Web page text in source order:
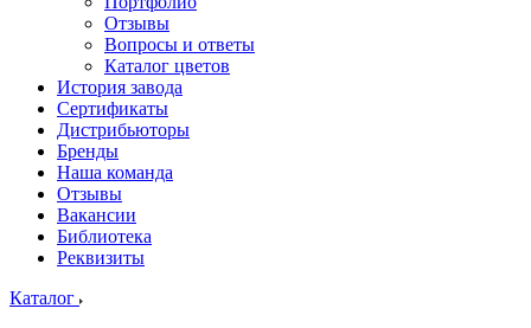
Отзывы
Вопросы и ответы
Каталог цветов
История завода
Сертификаты
Дистрибьюторы
Бренды
Наша команда
Отзывы
Вакансии
Библиотека
Реквизиты
Каталог